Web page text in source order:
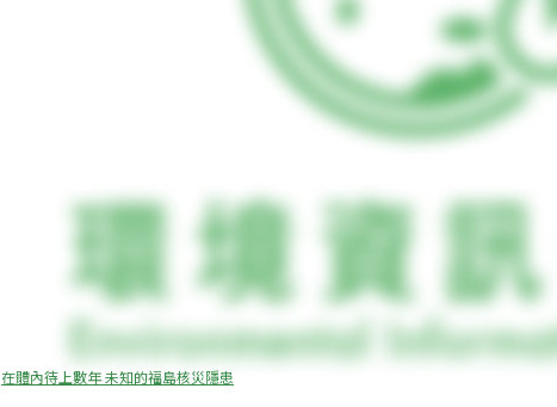
在體內待上數年 未知的福島核災隱患